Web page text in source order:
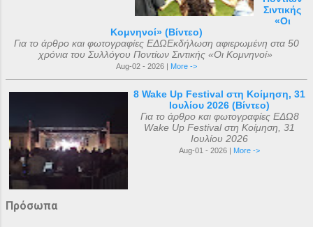
Σιντικής
«Οι
Κομνηνοί» (Βίντεο)
Για το άρθρο και φωτογραφίες ΕΔΩΕκδήλωση αφιερωμένη στα 50
χρόνια του Συλλόγου Ποντίων Σιντικής «Οι Κομνηνοί»
Aug-02 - 2026 | More ->
8 Wake Up Festival στη Κοίμηση, 31
Ιουλίου 2026 (Βίντεο)
Για το άρθρο και φωτογραφίες ΕΔΩ8
Wake Up Festival στη Κοίμηση, 31
Ιουλίου 2026
Aug-01 - 2026 | More ->
Πρόσωπα